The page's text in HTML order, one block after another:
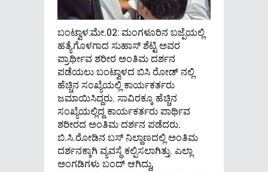
ಬಂಟ್ವಾಳ:ಮೇ.02: ಮಂಗಳೂರಿನ ಬಜ್ಪೆಯಲ್ಲಿ
ಹತ್ಯೆಗೊಳಗಾದ ಸುಹಾಸ್ ಶೆಟ್ಟಿ ಅವರ
ಪ್ರಾರ್ಥೀವ ಶರೀರ ಅಂತಿಮ ದರ್ಶನ
ಪಡೆಯಲು ಬಂಟ್ವಾಳದ ಬಿಸಿ ರೋಡ್ ನಲ್ಲಿ
ಹೆಚ್ಚಿನ ಸಂಖ್ಯೆಯಲ್ಲಿ ಕಾರ್ಯಕರ್ತರು
ಜಮಾಯಿಸಿದ್ದರು. ಸಾವಿರಕ್ಕೂ ಹೆಚ್ಚಿನ
ಸಂಖ್ಯೆಯಲ್ಲಿದ್ದ ಕಾರ್ಯಕರ್ತರು ಪಾರ್ಥಿವ
ಶರೀರದ ಅಂತಿಮ ದರ್ಶನ ಪಡೆದರು.
ಬಿ.ಸಿ.ರೋಡಿನ ಬಸ್ ನಿಲ್ದಾಣದಲ್ಲಿ ಅಂತಿಮ
ದರ್ಶನಕ್ಕಾಗಿ ವ್ಯವಸ್ಥೆ ಕಲ್ಪಿಸಲಾಗಿತ್ತು. ಎಲ್ಲಾ
ಅಂಗಡಿಗಳು ಬಂದ್ ಆಗಿದ್ದು,